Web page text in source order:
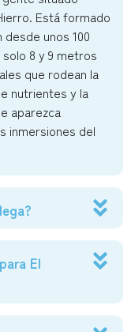
Está formado
unos 100
8 y 9 metros
que rodean la
nutrientes y la
aparezca
inmersiones del
El